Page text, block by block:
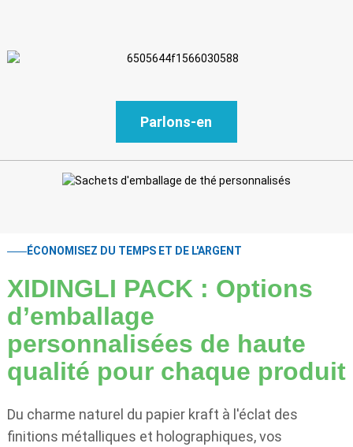
Parlons-en
ÉCONOMISEZ DU TEMPS ET DE L'ARGENT
XIDINGLI PACK : Options
d’emballage
personnalisées de haute
qualité pour chaque produit
Du charme naturel du papier kraft à l'éclat des
finitions métalliques et holographiques, vos